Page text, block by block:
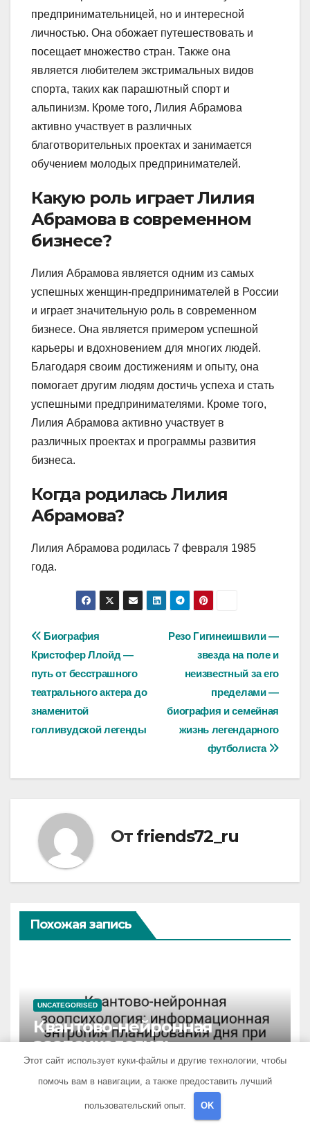
предпринимательницей, но и интересной
личностью. Она обожает путешествовать и
посещает множество стран. Также она
является любителем экстримальных видов
спорта, таких как парашютный спорт и
альпинизм. Кроме того, Лилия Абрамова
активно участвует в различных
благотворительных проектах и занимается
обучением молодых предпринимателей.
Какую роль играет Лилия
Абрамова в современном
бизнесе?
Лилия Абрамова является одним из самых
успешных женщин-предпринимателей в России
и играет значительную роль в современном
бизнесе. Она является примером успешной
карьеры и вдохновением для многих людей.
Благодаря своим достижениям и опыту, она
помогает другим людям достичь успеха и стать
успешными предпринимателями. Кроме того,
Лилия Абрамова активно участвует в
различных проектах и программы развития
бизнеса.
Когда родилась Лилия
Абрамова?
Лилия Абрамова родилась 7 февраля 1985
года.
Навигация
по
записям
Резо Гигинеишвили —
звезда на поле и
неизвестный за его
пределами —
биография и семейная
жизнь легендарного
футболиста
Биография
Кристофер Ллойд —
путь от бесстрашного
театрального актера до
знаменитой
голливудской легенды
От friends72_ru
Похожая запись
UNCATEGORISED
Квантово-нейронная
зоопсихология:
информационная энтропия
планирования дня при
высоком уровне шума
FRIENDS72_RU
Этот сайт использует куки-файлы и другие технологии, чтобы
помочь вам в навигации, а также предоставить лучший
пользовательский опыт. OK